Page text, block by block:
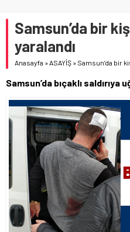
Samsun’da bir
yaralandı
Anasayfa » ASAYİŞ » Samsun’da bir
Samsun’da bıçaklı saldırıya